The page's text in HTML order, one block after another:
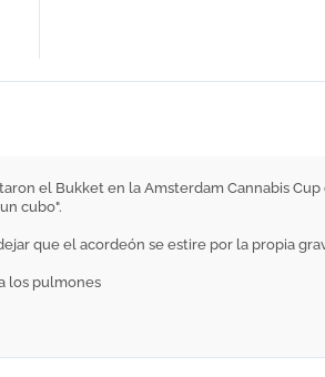
el Bukket en la Amsterdam Cannabis
cubo".
que el acordeón se estire por la propia
los pulmones